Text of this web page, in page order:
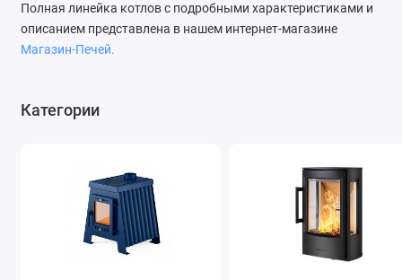
Полная линейка котлов с подробными характеристиками и
описанием представлена в нашем интернет-магазине
Магазин-Печей.
Категории